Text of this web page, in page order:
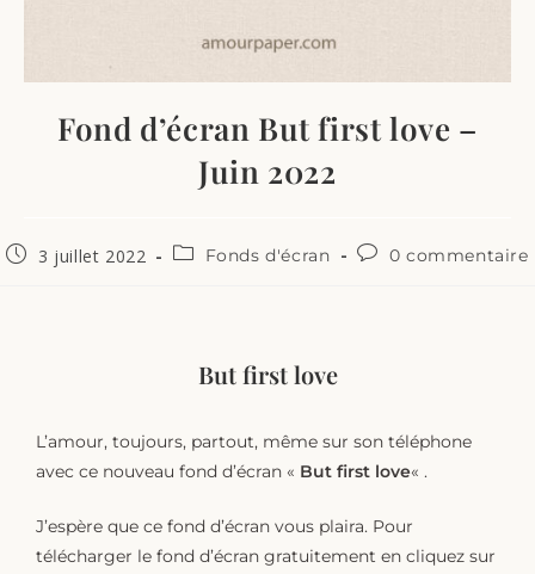
Fond d’écran But first love –
Juin 2022
3 juillet 2022 Fonds d'écran 0 commentaire
But first love
L’amour, toujours, partout, même sur son téléphone
avec ce nouveau fond d’écran « But first love« .
J’espère que ce fond d’écran vous plaira. Pour
télécharger le fond d’écran gratuitement en cliquez sur